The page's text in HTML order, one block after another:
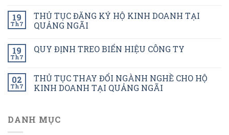
19
Th7
THỦ TỤC ĐĂNG KÝ HỘ KINH DOANH TẠI
QUẢNG NGÃI
19
Th7
QUY ĐỊNH TREO BIỂN HIỆU CÔNG TY
02
Th7
THỦ TỤC THAY ĐỔI NGÀNH NGHỀ CHO HỘ
KINH DOANH TẠI QUẢNG NGÃI
DANH MỤC